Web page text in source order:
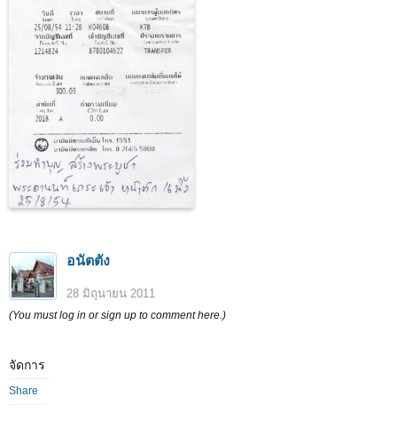
อนัตตัง
28 มิถุนายน 2011
(You must log in or sign up to comment here.)
จัดการ
Share